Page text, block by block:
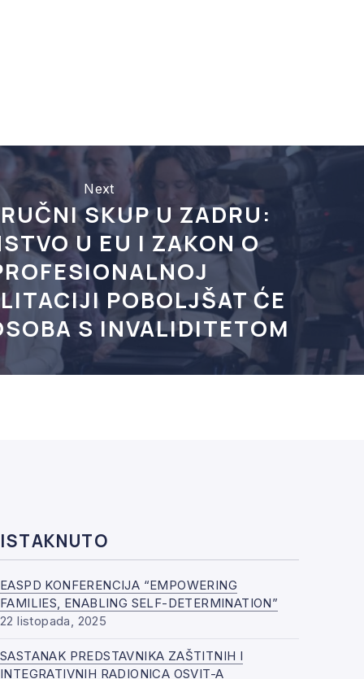
Next
SKUP U ZADRU:
U EU I ZAKON O
POBOLJŠAT ĆE
S INVALIDITETOM
ISTAKNUTO
EASPD KONFERENCIJA “EMPOWERING
FAMILIES, ENABLING SELF-DETERMINATION”
22 listopada, 2025
SASTANAK PREDSTAVNIKA ZAŠTITNIH I
INTEGRATIVNIH RADIONICA OSVIT-A